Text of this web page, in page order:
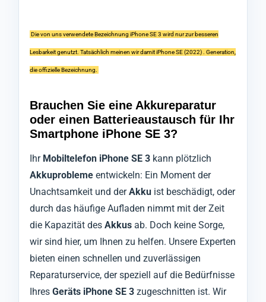
Die von uns verwendete Bezeichnung iPhone SE 3 wird nur zur besseren
Lesbarkeit genutzt. Tatsächlich meinen wir damit iPhone SE (2022) . Generation,
die offizielle Bezeichnung.
Brauchen Sie eine Akkureparatur
oder einen Batterieaustausch für Ihr
Smartphone iPhone SE 3?
Ihr Mobiltelefon iPhone SE 3 kann plötzlich
Akkuprobleme entwickeln: Ein Moment der
Unachtsamkeit und derAkku ist beschädigt, oder
durch das häufige Aufladen nimmt mit der Zeit
die Kapazität des Akkus ab. Doch keine Sorge,
wir sind hier, um Ihnen zu helfen. Unsere Experten
bieten einen schnellen und zuverlässigen
Reparaturservice, der speziell auf die Bedürfnisse
Ihres Geräts iPhone SE 3 zugeschnitten ist. Wir